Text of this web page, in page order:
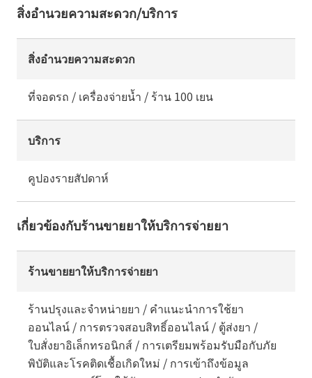
สิ่งอำนวยความสะดวก/บริการ
สิ่งอำนวยความสะดวก
ที่จอดรถ / เครื่องจ่ายน้ำ / ร้าน 100 เยน
บริการ
คูปองรายสัปดาห์
เกี่ยวข้องกับร้านขายยาให้บริการจ่ายยา
ร้านขายยาให้บริการจ่ายยา
ร้านปรุงและจำหน่ายยา / คำแนะนำการใช้ยา
ออนไลน์ / การตรวจสอบสิทธิ์ออนไลน์ / ตู้ส่งยา /
ใบสั่งยาอิเล็กทรอนิกส์ / การเตรียมพร้อมรับมือกับภัย
พิบัติและโรคติดเชื้อเกิดใหม่ / การเข้าถึงข้อมูล